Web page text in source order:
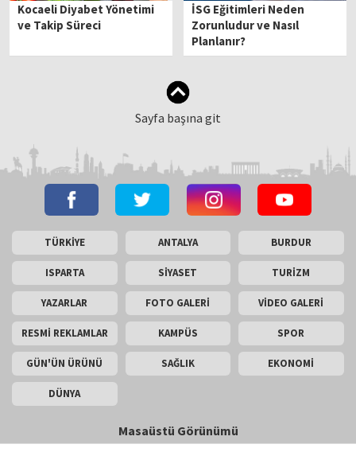
Kocaeli Diyabet Yönetimi
ve Takip Süreci
İSG Eğitimleri Neden
Zorunludur ve Nasıl
Planlanır?
Sayfa başına git
TÜRKİYE ANTALYA BURDUR
ISPARTA SİYASET TURİZM
YAZARLAR FOTO GALERİ VİDEO GALERİ
RESMİ REKLAMLAR KAMPÜS SPOR
GÜN'ÜN ÜRÜNÜ SAĞLIK EKONOMİ
DÜNYA
Masaüstü Görünümü